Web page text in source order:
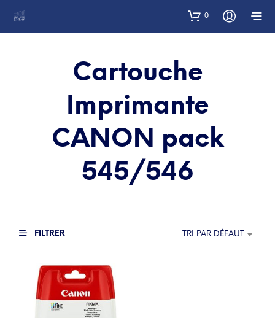
0
Cartouche
Imprimante
CANON pack
545/546
FILTRER TRI PAR DÉFAUT